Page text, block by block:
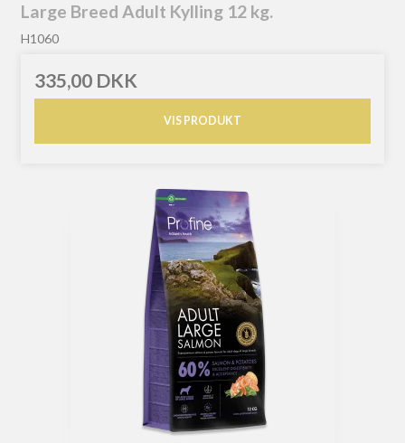
Large Breed Adult Kylling 12 kg.
H1060
335,00 DKK
VIS PRODUKT